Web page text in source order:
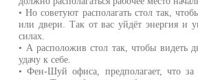
• Но советуют располагать стол так,
или двери. Так от вас уйдёт энергия и
силах.
• А расположив стол так, чтобы видеть
удачу к себе.
• Фен-Шуй офиса, предполагает, что за